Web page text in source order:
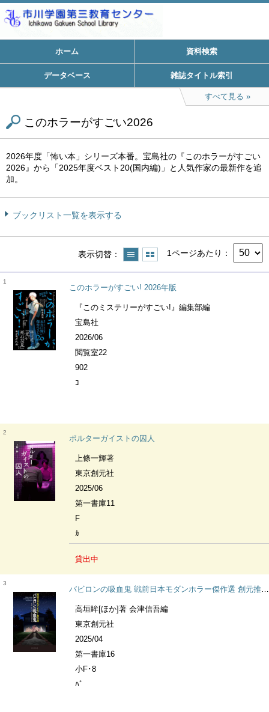
ホーム 資料検索
データベース 雑誌タイトル索引
すべて見る
このホラーがすごい2026
2026年度「怖い本」シリーズ本番。宝島社の『このホラーがすごい
2026』から「2025年度ベスト20(国内編)」と人気作家の最新作を追
加。
ブックリスト一覧を表示する
表示切替 1ページあたり
1
このホラーがすごい! 2026年版
『このミステリーがすごい!』編集部編
宝島社
2026/06
閲覧室22
902
ｺ
2
ポルターガイストの囚人
上條一輝著
東京創元社
2025/06
第一書庫11
F
ｶ
貸出中
3
バビロンの吸血鬼 戦前日本モダンホラー傑作選 創元推理文庫
高垣眸[ほか]著 会津信吾編
東京創元社
2025/04
第一書庫16
小F･8
ﾊﾞ